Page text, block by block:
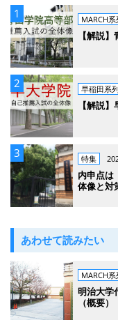
MARCH
【解説
早稲田系
【解説
特集
内申点は
体像と対
あわせて読みたい
MARCH
明治大学
（概要）